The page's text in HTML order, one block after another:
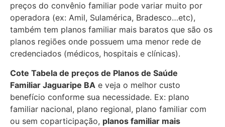
preços do convênio familiar pode variar muito por
operadora (ex: Amil, Sulamérica, Bradesco…etc),
também tem planos familiar mais baratos que são os
planos regiões onde possuem uma menor rede de
credenciados (médicos, hospitais e clínicas).
Cote Tabela de preços de Planos de Saúde
Familiar Jaguaripe BA e veja o melhor custo
benefício conforme sua necessidade. Ex: plano
familiar nacional, plano regional, plano familiar com
ou sem coparticipação, planos familiar mais